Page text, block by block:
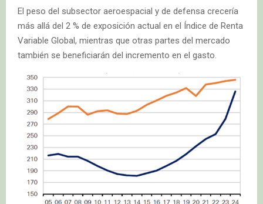
El peso del subsector aeroespacial y de defensa crecería
más allá del 2 % de exposición actual en el Índice de Renta
Variable Global, mientras que otras partes del mercado
también se beneficiarán del incremento en el gasto.